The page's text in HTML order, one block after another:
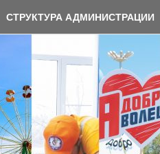
СТРУКТУРА АДМИНИСТРАЦИИ